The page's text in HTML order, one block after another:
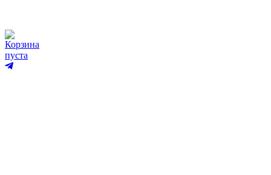
Корзина
пуста